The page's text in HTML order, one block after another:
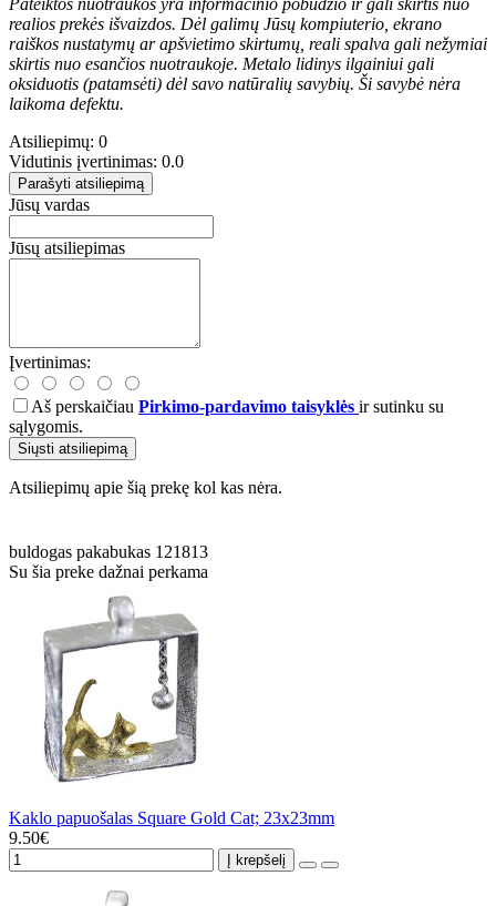
realios prekės išvaizdos. Dėl galimų Jūsų kompiuterio, ekrano
raiškos nustatymų ar apšvietimo skirtumų, reali spalva gali nežymiai
skirtis nuo esančios nuotraukoje. Metalo lidinys ilgainiui gali
oksiduotis (patamsėti) dėl savo natūralių savybių. Ši savybė nėra
laikoma defektu.
Atsiliepimų: 0
Vidutinis įvertinimas: 0.0
Parašyti atsiliepimą
Jūsų vardas
Jūsų atsiliepimas
Įvertinimas:
Aš perskaičiau Pirkimo-pardavimo taisyklės ir sutinku su
sąlygomis.
Siųsti atsiliepimą
Atsiliepimų apie šią prekę kol kas nėra.
buldogas pakabukas 121813
Su šia preke dažnai perkama
Kaklo papuošalas Square Gold Cat; 23x23mm
9.50€
Į krepšelį